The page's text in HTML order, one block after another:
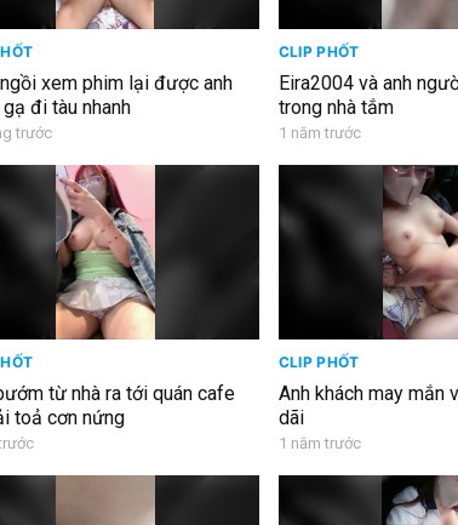
xem phim lại được anh
đi tàu nhanh
trước
CLIP PHỐT
Eira2004 và anh
trong nhà tắm
1 năm trước
từ nhà ra tới quán cafe
toả cơn nứng
CLIP PHỐT
Anh khách may mắn
dãi
1 năm trước